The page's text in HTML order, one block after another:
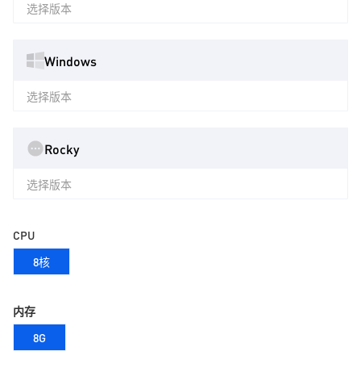
选择版本
Windows
选择版本
Rocky
选择版本
CPU
8核
内存
8G